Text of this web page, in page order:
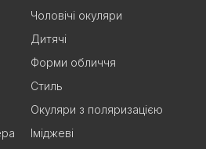
Чоловічі окуляри
Дитячі
Форми обличчя
Стиль
Окуляри з поляризацією
Іміджеві